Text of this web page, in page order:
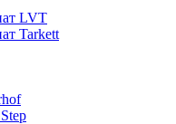
LVT
Tarkett